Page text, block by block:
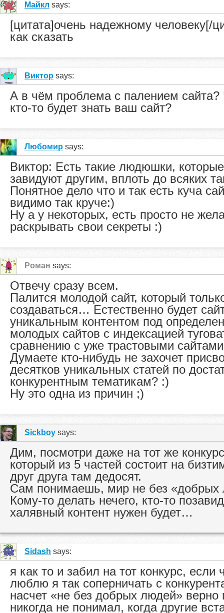
Майкл says:
[цитата]очень надежному человеку[/
как сказать
Виктор says:
А в чём проблема с палением сайта?
кто-то будет знать ваш сайт?
Любомир says:
Виктор: Есть такие людюшки,
завидуют другим, вплоть до всяких
Понятное дело что и так есть куча
видимо так круче:)
Ну а у некоторых, есть просто не
раскрывать свои секреты :)
Роман says:
Отвечу сразу всем.
Палится молодой сайт, который
создаваться… Естественно будет
уникальным контентом под
молодых сайтов с индексацией
сравнению с уже трастовыми
Думаете кто-нибудь не захочет
десятков уникальных статей по
конкурентным тематикам? :)
Ну это одна из причин ;)
Sickboy says:
Дим, посмотри даже на тот же
который из 5 частей состоит на
друг друга там дедосят.
Сам понимаешь, мир не без «добрых
Кому-то делать нечего, кто-то
халявный контент нужен будет…
Sidash says:
я как то и забил на тот конкурс, если
люблю я так соперничать с
насчет «не без добрых людей» верно
никогда не понимал, когда другие